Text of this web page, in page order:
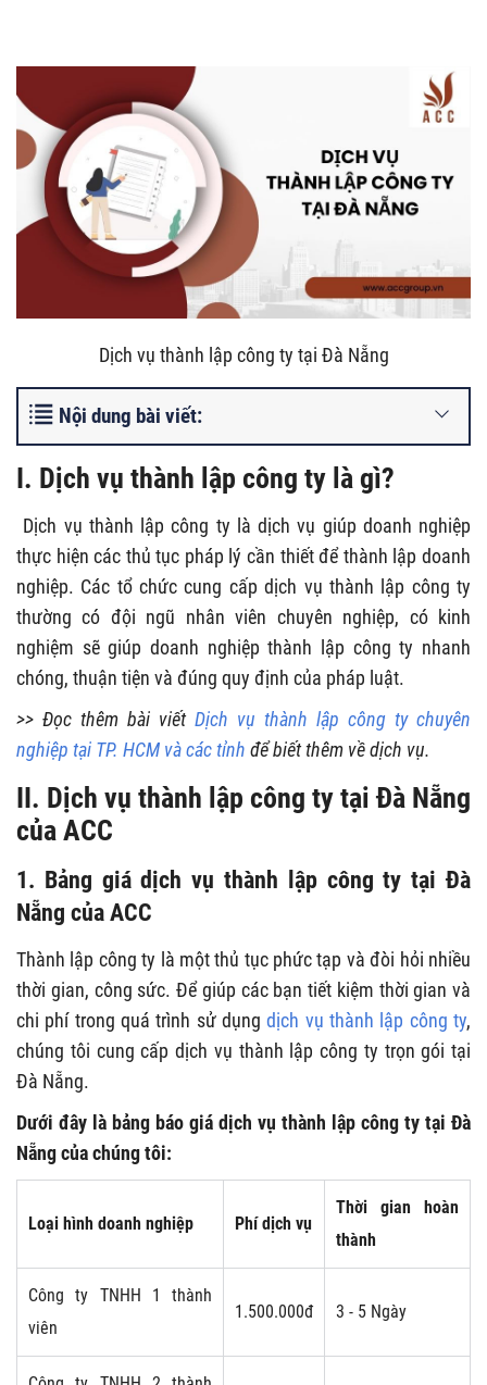
Dịch vụ thành lập công ty tại Đà Nẵng
Nội dung bài viết:
I. Dịch vụ thành lập công ty là gì?
Dịch vụ thành lập công ty là dịch vụ giúp doanh nghiệp
thực hiện các thủ tục pháp lý cần thiết để thành lập doanh
nghiệp. Các tổ chức cung cấp dịch vụ thành lập công ty
thường có đội ngũ nhân viên chuyên nghiệp, có kinh
nghiệm sẽ giúp doanh nghiệp thành lập công ty nhanh
chóng, thuận tiện và đúng quy định của pháp luật.
>> Đọc thêm bài viết Dịch vụ thành lập công ty chuyên
nghiệp tại TP. HCM và các tỉnh để biết thêm về dịch vụ.
II. Dịch vụ thành lập công ty tại Đà Nẵng
của ACC
1. Bảng giá dịch vụ thành lập công ty tại Đà
Nẵng của ACC
Thành lập công ty là một thủ tục phức tạp và đòi hỏi nhiều
thời gian, công sức. Để giúp các bạn tiết kiệm thời gian và
chi phí trong quá trình sử dụngdịch vụ thành lập công ty,
chúng tôi cung cấp dịch vụ thành lập công ty trọn gói tại
Đà Nẵng.
Dưới đây là bảng báo giá dịch vụ thành lập công ty tại Đà
Nẵng của chúng tôi:
Loại hình doanh nghiệp Phí dịch vụ
Thời gian hoàn
thành
Công ty TNHH 1 thành
viên
1.500.000đ 3 - 5 Ngày